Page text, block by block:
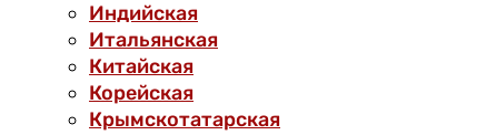
Индийская
Итальянская
Китайская
Корейская
Крымскотатарская